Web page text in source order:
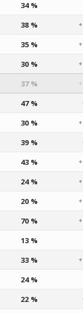
34 %
38 %
35 %
30 %
37 %
47 %
30 %
39 %
43 %
24 %
20 %
70 %
13 %
33 %
24 %
22 %